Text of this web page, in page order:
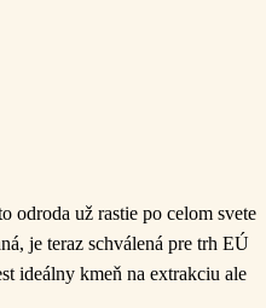
už rastie po celom svete
je teraz schválená pre trh EÚ
ideálny kmeň na extrakciu ale